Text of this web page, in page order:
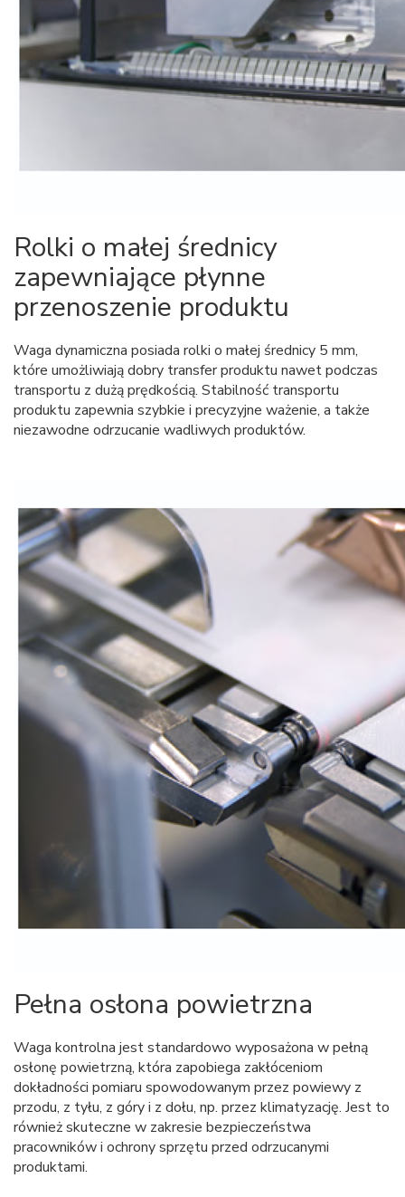
Rolki o małej średnicy
zapewniające płynne
przenoszenie produktu
Waga dynamiczna posiada rolki o małej średnicy 5 mm,
które umożliwiają dobry transfer produktu nawet podczas
transportu z dużą prędkością. Stabilność transportu
produktu zapewnia szybkie i precyzyjne ważenie, a także
niezawodne odrzucanie wadliwych produktów.
Pełna osłona powietrzna
Waga kontrolna jest standardowo wyposażona w pełną
osłonę powietrzną, która zapobiega zakłóceniom
dokładności pomiaru spowodowanym przez powiewy z
przodu, z tyłu, z góry i z dołu, np. przez klimatyzację. Jest to
również skuteczne w zakresie bezpieczeństwa
pracowników i ochrony sprzętu przed odrzucanymi
produktami.